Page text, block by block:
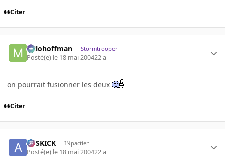
Citer
milohoffman Stormtrooper
Posté(e) le 18 mai 200422 a
on pourrait fusionner les deux
Citer
ASSKICK INpactien
Posté(e) le 18 mai 200422 a